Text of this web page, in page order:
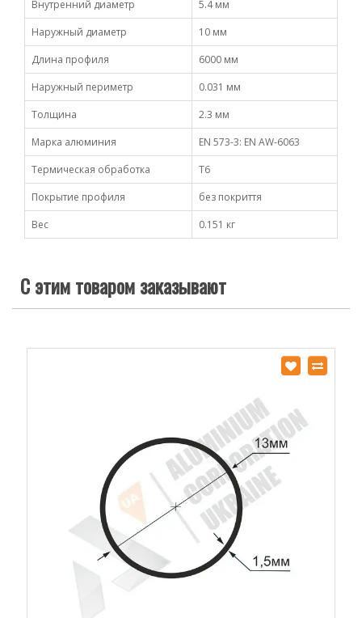
Внутренний диаметр
5.4 мм
Наружный диаметр
10 мм
Длина профиля
6000 мм
Наружный периметр
0.031 мм
Толщина
2.3 мм
Марка алюминия
EN 573-3: EN AW-6063
Термическая обработка
Т6
Покрытие профиля
без покриття
Вес
0.151 кг
С этим товаром заказывают